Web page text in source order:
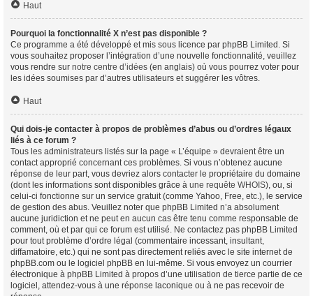
Haut
Pourquoi la fonctionnalité X n’est pas disponible ?
Ce programme a été développé et mis sous licence par phpBB Limited. Si
vous souhaitez proposer l’intégration d’une nouvelle fonctionnalité, veuillez
vous rendre sur notre centre d’idées (en anglais) où vous pourrez voter pour
les idées soumises par d’autres utilisateurs et suggérer les vôtres.
Haut
Qui dois-je contacter à propos de problèmes d’abus ou d’ordres légaux
liés à ce forum ?
Tous les administrateurs listés sur la page « L’équipe » devraient être un
contact approprié concernant ces problèmes. Si vous n’obtenez aucune
réponse de leur part, vous devriez alors contacter le propriétaire du domaine
(dont les informations sont disponibles grâce à une requête WHOIS), ou, si
celui-ci fonctionne sur un service gratuit (comme Yahoo, Free, etc.), le service
de gestion des abus. Veuillez noter que phpBB Limited n’a absolument
aucune juridiction et ne peut en aucun cas être tenu comme responsable de
comment, où et par qui ce forum est utilisé. Ne contactez pas phpBB Limited
pour tout problème d’ordre légal (commentaire incessant, insultant,
diffamatoire, etc.) qui ne sont pas directement reliés avec le site internet de
phpBB.com ou le logiciel phpBB en lui-même. Si vous envoyez un courrier
électronique à phpBB Limited à propos d’une utilisation de tierce partie de ce
logiciel, attendez-vous à une réponse laconique ou à ne pas recevoir de